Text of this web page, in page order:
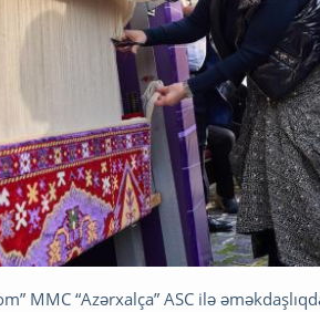
MMC “Azərxalça” ASC ilə